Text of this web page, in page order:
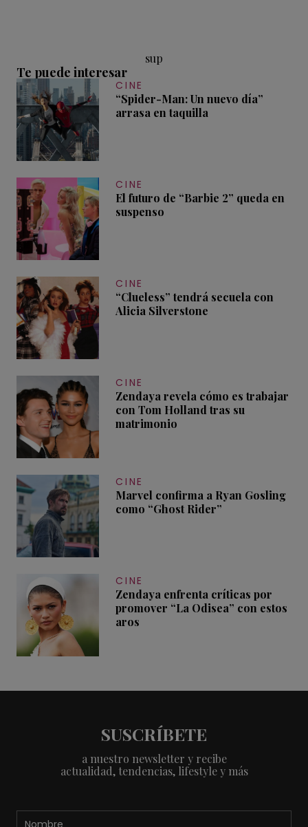
sup
Te puede interesar
CINE
“Spider-Man: Un nuevo día”
arrasa en taquilla
CINE
El futuro de “Barbie 2” queda en
suspenso
CINE
“Clueless” tendrá secuela con
Alicia Silverstone
CINE
Zendaya revela cómo es trabajar
con Tom Holland tras su
matrimonio
CINE
Marvel confirma a Ryan Gosling
como “Ghost Rider”
CINE
Zendaya enfrenta críticas por
promover “La Odisea” con estos
aros
SUSCRÍBETE
a nuestro newsletter y recibe
actualidad, tendencias, lifestyle y más